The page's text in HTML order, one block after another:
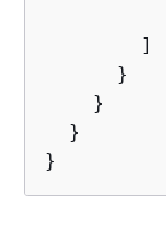
        ]
      }
    }
  }
}